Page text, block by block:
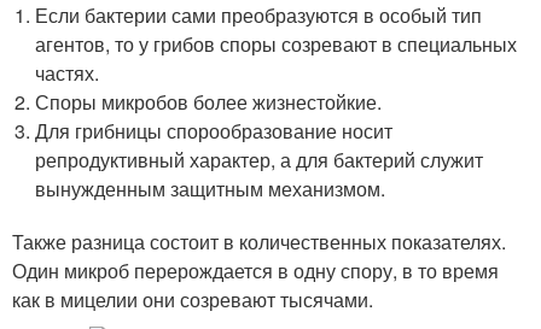
Если бактерии сами преобразуются в особый тип
агентов, то у грибов споры созревают в специальных
частях.
Споры микробов более жизнестойкие.
Для грибницы спорообразование носит
репродуктивный характер, а для бактерий служит
вынужденным защитным механизмом.
Также разница состоит в количественных показателях.
Один микроб перерождается в одну спору, в то время
как в мицелии они созревают тысячами.